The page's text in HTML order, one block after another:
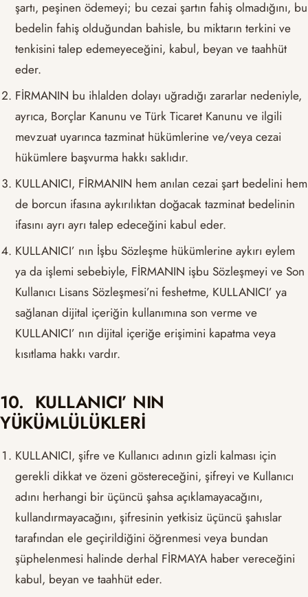
şartı, peşinen ödemeyi; bu cezai şartın fahiş olmadığını, bu
bedelin fahiş olduğundan bahisle, bu miktarın terkini ve
tenkisini talep edemeyeceğini, kabul, beyan ve taahhüt
eder.
FİRMANIN bu ihlalden dolayı uğradığı zararlar nedeniyle,
ayrıca, Borçlar Kanunu ve Türk Ticaret Kanunu ve ilgili
mevzuat uyarınca tazminat hükümlerine ve/veya cezai
hükümlere başvurma hakkı saklıdır.
KULLANICI, FİRMANIN hem anılan cezai şart bedelini hem
de borcun ifasına aykırılıktan doğacak tazminat bedelinin
ifasını ayrı ayrı talep edeceğini kabul eder.
KULLANICI’ nın İşbu Sözleşme hükümlerine aykırı eylem
ya da işlemi sebebiyle, FİRMANIN işbu Sözleşmeyi ve Son
Kullanıcı Lisans Sözleşmesi’ni feshetme, KULLANICI’ ya
sağlanan dijital içeriğin kullanımına son verme ve
KULLANICI’ nın dijital içeriğe erişimini kapatma veya
kısıtlama hakkı vardır.
10. KULLANICI’ NIN
YÜKÜMLÜLÜKLERİ
KULLANICI, şifre ve Kullanıcı adının gizli kalması için
gerekli dikkat ve özeni göstereceğini, şifreyi ve Kullanıcı
adını herhangi bir üçüncü şahsa açıklamayacağını,
kullandırmayacağını, şifresinin yetkisiz üçüncü şahıslar
tarafından ele geçirildiğini öğrenmesi veya bundan
şüphelenmesi halinde derhal FİRMAYA haber vereceğini
kabul, beyan ve taahhüt eder.